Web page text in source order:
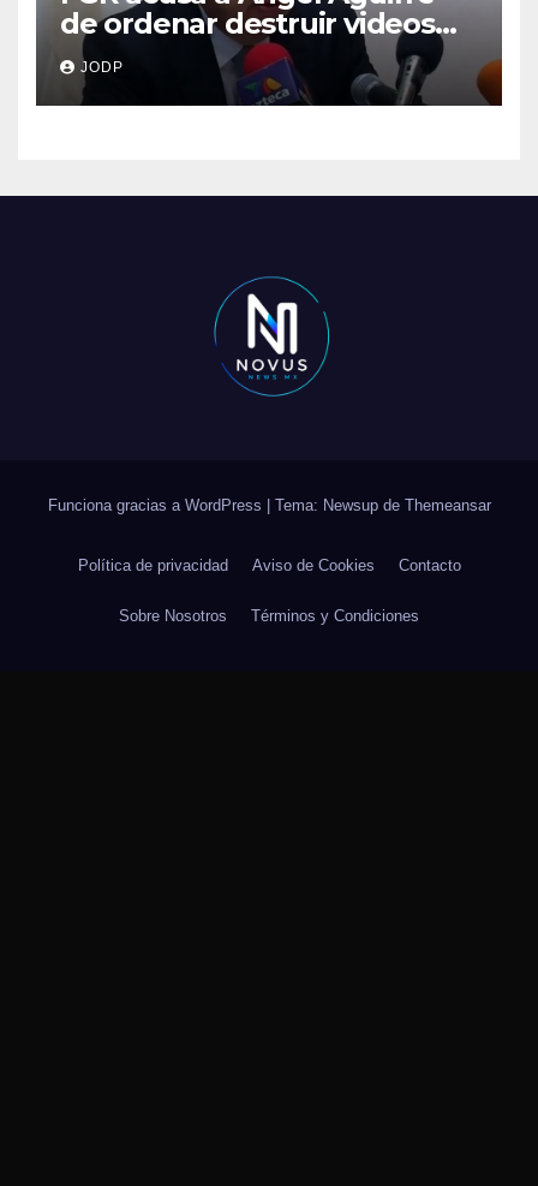
de ordenar destruir videos
clave del caso Ayotzinapa
JODP
Funciona gracias a WordPress Tema: Newsup de Themeansar
Política de privacidad Aviso de Cookies Contacto
Sobre Nosotros Términos y Condiciones